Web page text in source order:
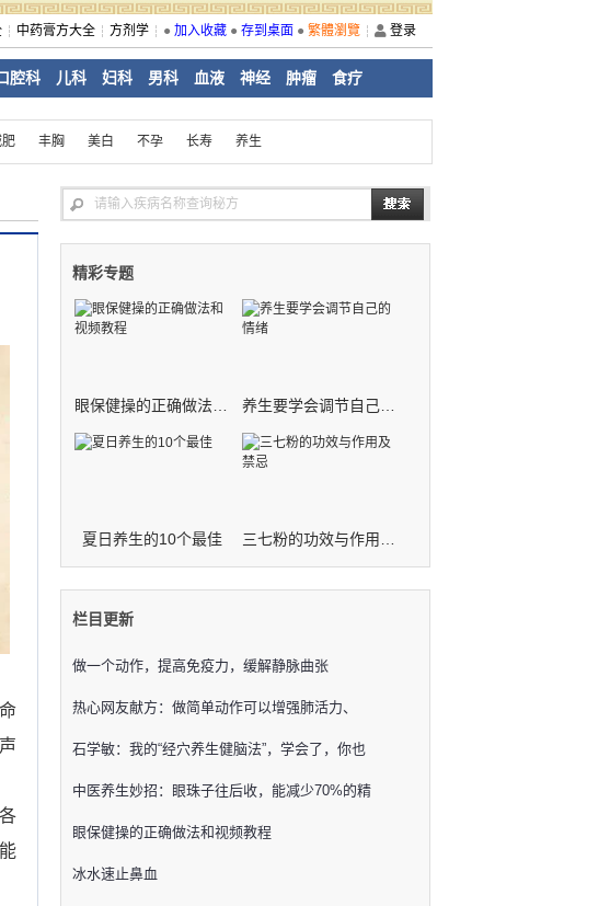
中药膏方大全 方剂学 ● 加入收藏 ● 存到桌面 ● 繁體瀏覽 登录
腔科 儿科 妇科 男科 血液 神经 肿瘤 食疗
丰胸 美白 不孕 长寿 养生
精彩专题
夏日养生的10个最佳
栏目更新
做一个动作，提高免疫力，缓解静脉曲张
热心网友献方：做简单动作可以增强肺活力、
石学敏：我的“经穴养生健脑法”，学会了，你也
中医养生妙招：眼珠子往后收，能减少70%的精
眼保健操的正确做法和视频教程
冰水速止鼻血